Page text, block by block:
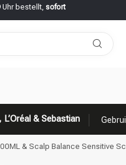
Uhr bestellt, sofort
& Sebastian
& Scalp Balance Sensitive